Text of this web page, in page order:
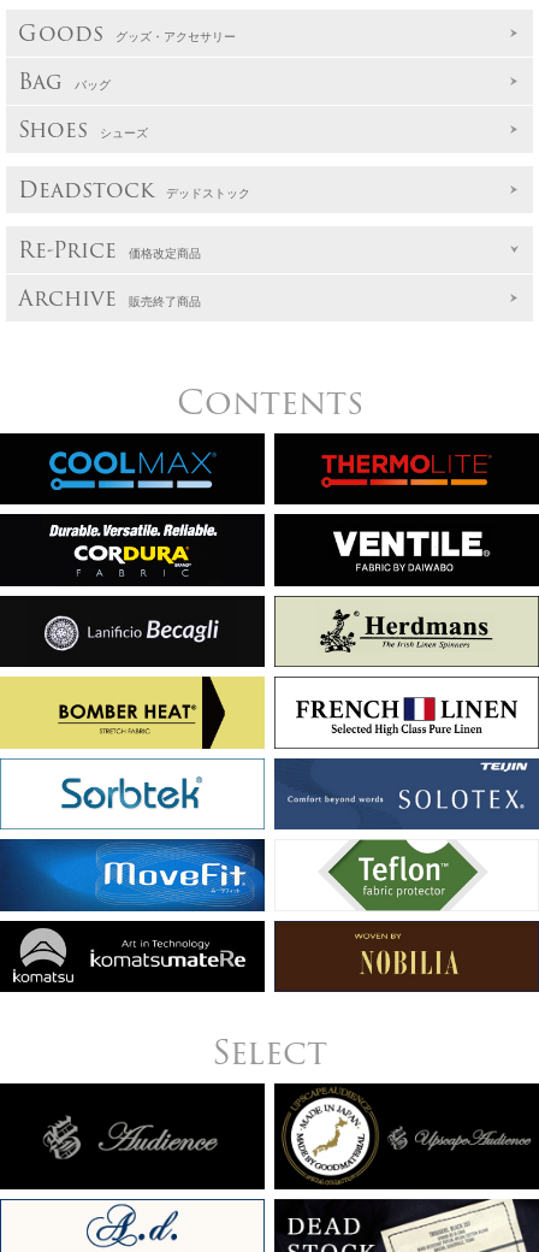
Goods グッズ・アクセサリー
Bag バッグ
Shoes シューズ
Deadstock デッドストック
Re-Price 価格改定商品
Archive 販売終了商品
Contents
Select